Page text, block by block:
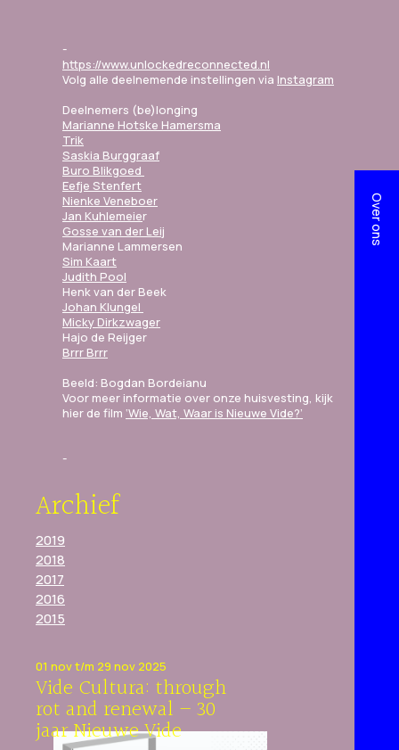
https://www.unlockedreconnected.nl
Volg alle deelnemende instellingen via Instagram
Deelnemers (be)longing
Marianne Hotske Hamersma
Trik
Saskia Burggraaf
Buro Blikgoed
Eefje Stenfert
Nienke Veneboer
Jan Kuhlemeier
Gosse van der Leij
Marianne Lammersen
Sim Kaart
Judith Pool
Henk van der Beek
Johan Klungel
Micky Dirkzwager
Hajo de Reijger
Brrr Brrr
Beeld: Bogdan Bordeianu
Voor meer informatie over onze huisvesting, kijk
hier de film ‘Wie, Wat, Waar is Nieuwe Vide?’
Archief
2019
2018
2017
2016
2015
01 nov t/m 29 nov 2025
Vide Cultura: through
rot and renewal – 30
jaar Nieuwe Vide
Over ons